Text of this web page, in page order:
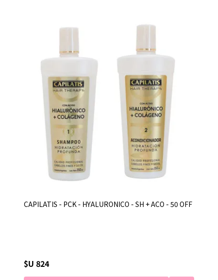
CAPILATIS - PCK - HYALURONICO - SH + ACO - 50 OFF
$U 824